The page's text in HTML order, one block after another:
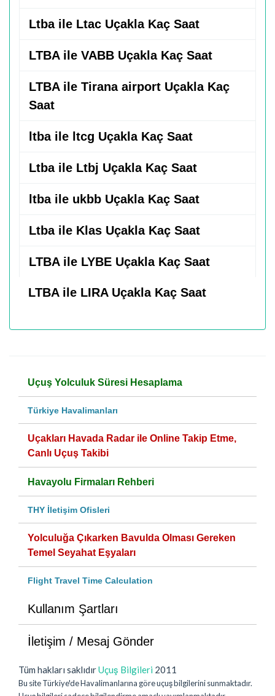
Ltba ile Ltac Uçakla Kaç Saat
LTBA ile VABB Uçakla Kaç Saat
LTBA ile Tirana airport Uçakla Kaç
Saat
ltba ile ltcg Uçakla Kaç Saat
Ltba ile Ltbj Uçakla Kaç Saat
ltba ile ukbb Uçakla Kaç Saat
Ltba ile Klas Uçakla Kaç Saat
LTBA ile LYBE Uçakla Kaç Saat
LTBA ile LIRA Uçakla Kaç Saat
Uçuş Yolculuk Süresi Hesaplama
Türkiye Havalimanları
Uçakları Havada Radar ile Online Takip Etme,
Canlı Uçuş Takibi
Havayolu Firmaları Rehberi
THY İletişim Ofisleri
Yolculuğa Çıkarken Bavulda Olması Gereken
Temel Seyahat Eşyaları
Flight Travel Time Calculation
Kullanım Şartları
İletişim / Mesaj Gönder
Tüm hakları saklıdırUçuş Bilgileri 2011
Bu site Türkiye'de Havalimanlarına göre uçuş bilgilerini sunmaktadır.